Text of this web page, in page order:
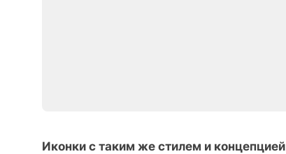
Иконки с таким же стилем и концепцией